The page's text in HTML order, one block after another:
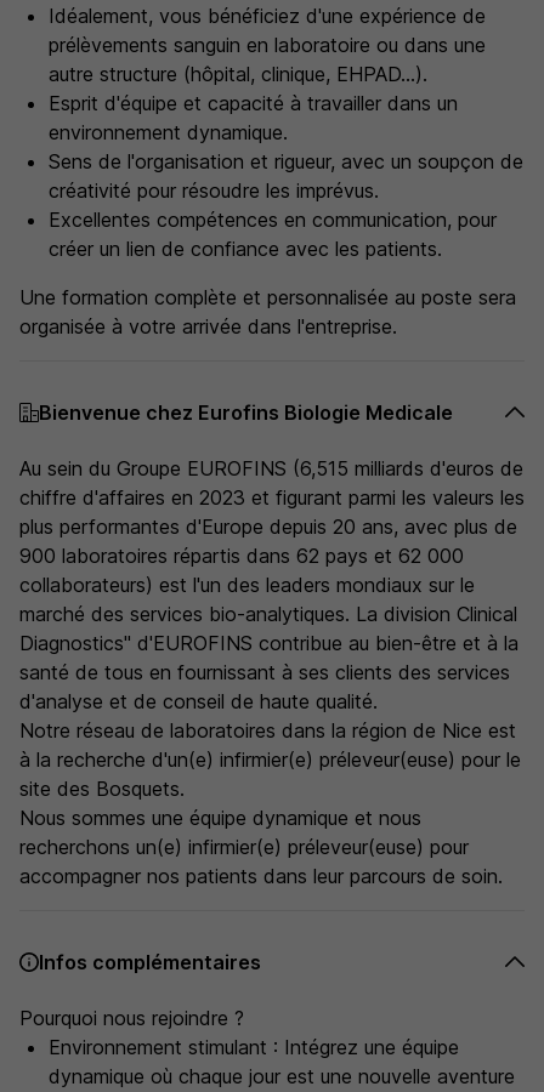
Idéalement, vous bénéficiez d'une expérience de
prélèvements sanguin en laboratoire ou dans une
autre structure (hôpital, clinique, EHPAD...).
Esprit d'équipe et capacité à travailler dans un
environnement dynamique.
Sens de l'organisation et rigueur, avec un soupçon de
créativité pour résoudre les imprévus.
Excellentes compétences en communication, pour
créer un lien de confiance avec les patients.
Une formation complète et personnalisée au poste sera
organisée à votre arrivée dans l'entreprise.
Bienvenue chez Eurofins Biologie Medicale
Au sein du Groupe EUROFINS (6,515 milliards d'euros de
chiffre d'affaires en 2023 et figurant parmi les valeurs les
plus performantes d'Europe depuis 20 ans, avec plus de
900 laboratoires répartis dans 62 pays et 62 000
collaborateurs) est l'un des leaders mondiaux sur le
marché des services bio-analytiques. La division Clinical
Diagnostics'' d'EUROFINS contribue au bien-être et à la
santé de tous en fournissant à ses clients des services
d'analyse et de conseil de haute qualité.
Notre réseau de laboratoires dans la région de Nice est
à la recherche d'un(e) infirmier(e) préleveur(euse) pour le
site des Bosquets.
Nous sommes une équipe dynamique et nous
recherchons un(e) infirmier(e) préleveur(euse) pour
accompagner nos patients dans leur parcours de soin.
Infos complémentaires
Pourquoi nous rejoindre ?
Environnement stimulant : Intégrez une équipe
dynamique où chaque jour est une nouvelle aventure